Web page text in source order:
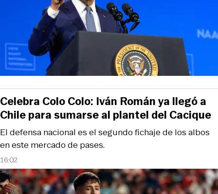
16:02
El defensa nacional es el segundo fichaje de los albos
en este mercado de pases.
Celebra Colo Colo: Iván Román ya llegó a
Chile para sumarse al plantel del Cacique